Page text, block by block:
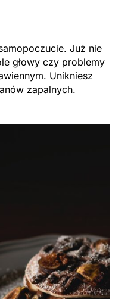
Już nie
głowy czy problemy
Unikniesz
zapalnych.